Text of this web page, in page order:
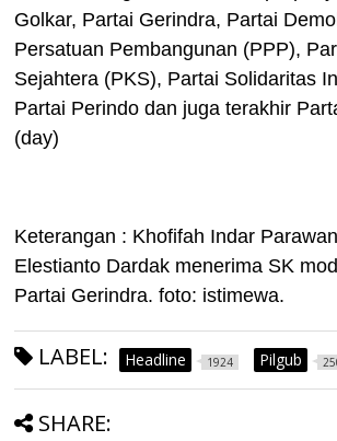
Golkar, Partai Gerindra, Partai
Persatuan Pembangunan (PPP),
Sejahtera (PKS), Partai Solidaritas
Partai Perindo dan juga terakhir
(day)
Keterangan : Khofifah Indar
Elestianto Dardak menerima SK
Partai Gerindra. foto: istimewa.
LABEL: Headline 1924 Pilgub
SHARE: